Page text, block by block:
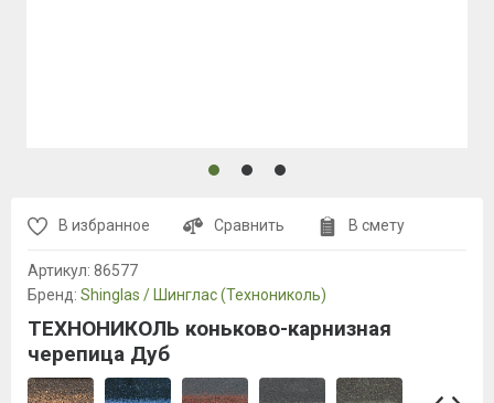
В избранное Сравнить В смету
Артикул: 86577
Бренд: Shinglas / Шинглас (Технониколь)
ТЕХНОНИКОЛЬ коньково-карнизная
черепица Дуб